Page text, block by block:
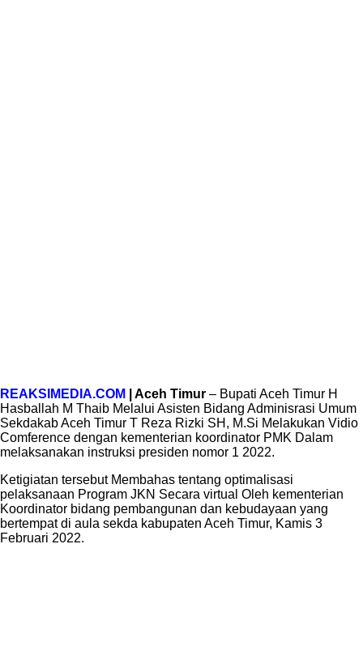
REAKSIMEDIA.COM | Aceh Timur – Bupati Aceh Timur H
Hasballah M Thaib Melalui Asisten Bidang Adminisrasi Umum
Sekdakab Aceh Timur T Reza Rizki SH, M.Si Melakukan Vidio
Comference dengan kementerian koordinator PMK Dalam
melaksanakan instruksi presiden nomor 1 2022.
Ketigiatan tersebut Membahas tentang optimalisasi
pelaksanaan Program JKN Secara virtual Oleh kementerian
Koordinator bidang pembangunan dan kebudayaan yang
bertempat di aula sekda kabupaten Aceh Timur, Kamis 3
Februari 2022.